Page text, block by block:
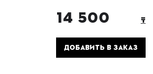
14 500 ₸
ДОБАВИТЬ В ЗАКАЗ